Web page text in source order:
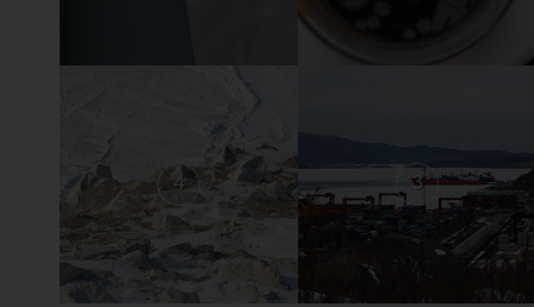
4 3